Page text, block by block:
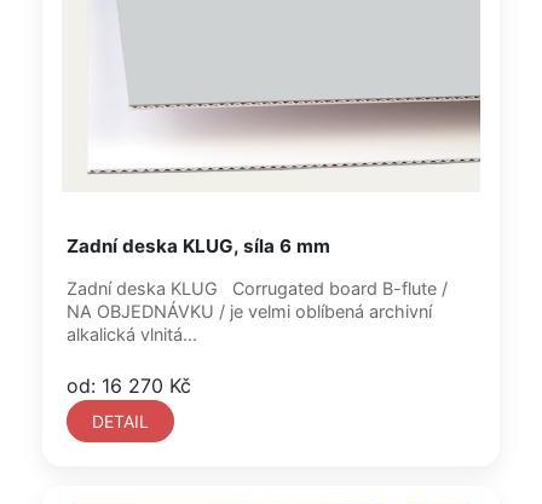
Zadní deska KLUG, síla 6 mm
Zadní deska KLUG Corrugated board B-flute /
NA OBJEDNÁVKU / je velmi oblíbená archivní
alkalická vlnitá...
od: 16 270 Kč
DETAIL